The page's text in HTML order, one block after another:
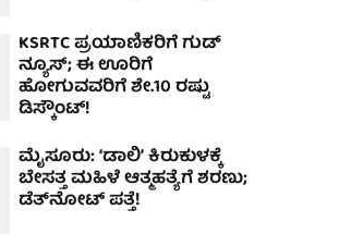
KSRTC ಪ್ರಯಾಣಿಕರಿಗೆ ಗುಡ್
ನ್ಯೂಸ್; ಈ ಊರಿಗೆ
ಹೋಗುವವರಿಗೆ ಶೇ.10 ರಷ್ಟು
ಡಿಸ್ಕೌಂಟ್!
ಮೈಸೂರು: ʻಡಾಲಿʼ ಕಿರುಕುಳಕ್ಕೆ
ಬೇಸತ್ತ ಮಹಿಳೆ ಆತ್ಮಹತ್ಯೆಗೆ ಶರಣು;
ಡೆತ್‌ನೋಟ್‌ ಪತ್ತೆ!